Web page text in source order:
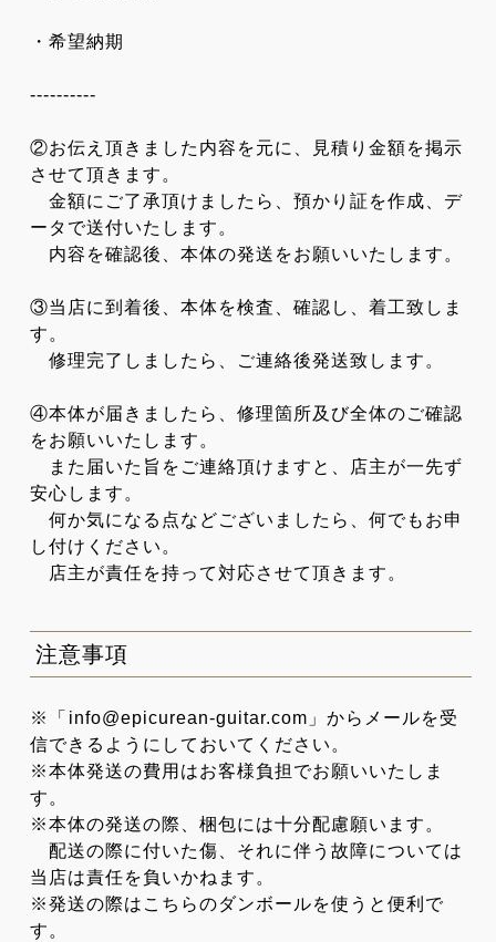
・希望納期
----------
②お伝え頂きました内容を元に、見積り金額を掲示
させて頂きます。
金額にご了承頂けましたら、預かり証を作成、デ
ータで送付いたします。
内容を確認後、本体の発送をお願いいたします。
③当店に到着後、本体を検査、確認し、着工致しま
す。
修理完了しましたら、ご連絡後発送致します。
④本体が届きましたら、修理箇所及び全体のご確認
をお願いいたします。
また届いた旨をご連絡頂けますと、店主が一先ず
安心します。
何か気になる点などございましたら、何でもお申
し付けください。
店主が責任を持って対応させて頂きます。
注意事項
※「info@epicurean-guitar.com」からメールを受
信できるようにしておいてください。
※本体発送の費用はお客様負担でお願いいたしま
す。
※本体の発送の際、梱包には十分配慮願います。
配送の際に付いた傷、それに伴う故障については
当店は責任を負いかねます。
※発送の際はこちらのダンボールを使うと便利で
す。